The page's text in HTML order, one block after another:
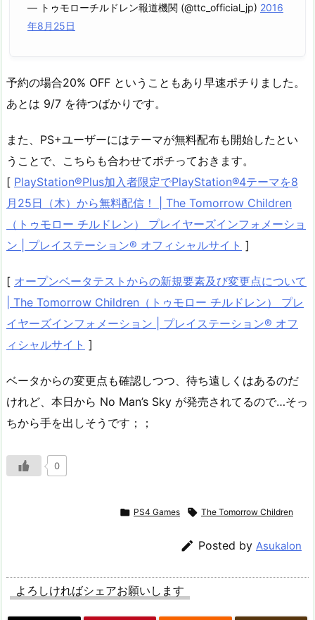
— トゥモローチルドレン報道機関 (@ttc_official_jp) 2016
年8月25日
予約の場合20% OFF ということもあり早速ポチりました。
あとは 9/7 を待つばかりです。
また、PS+ユーザーにはテーマが無料配布も開始したとい
うことで、こちらも合わせてポチっておきます。
[ PlayStation®Plus加入者限定でPlayStation®4テーマを8
月25日（木）から無料配信！ | The Tomorrow Children
（トゥモロー チルドレン） プレイヤーズインフォメーショ
ン | プレイステーション® オフィシャルサイト ]
[ オープンベータテストからの新規要素及び変更点について
| The Tomorrow Children（トゥモロー チルドレン） プレ
イヤーズインフォメーション | プレイステーション® オフ
ィシャルサイト ]
ベータからの変更点も確認しつつ、待ち遠しくはあるのだ
けれど、本日から No Man’s Sky が発売されてるので…そっ
ちから手を出しそうです；；
0
 PS4 Games  The Tomorrow Children
 Posted by Asukalon
よろしければシェアお願いします